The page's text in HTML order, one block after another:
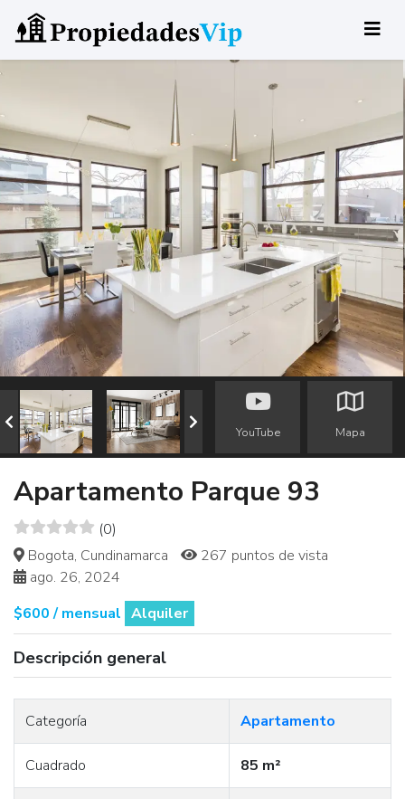
YouTube Mapa
Apartamento Parque 93
(0)
Bogota, Cundinamarca
267 puntos de vista
ago. 26, 2024
$600 / mensual Alquiler
Descripción general
Categoría Apartamento
Cuadrado 85 m²